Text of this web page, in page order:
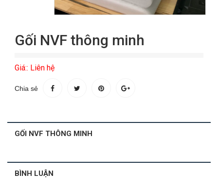
Gối NVF thông minh
Giá:: Liên hệ
Chia sẻ
GỐI NVF THÔNG MINH
BÌNH LUẬN